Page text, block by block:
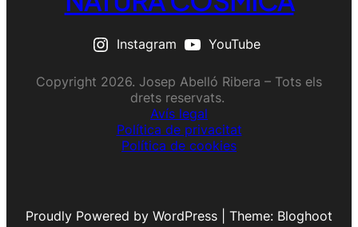
Instagram YouTube
Copyright 2026. Josep Abelló Ribera – Tots els
drets reservats.
Avís legal
Política de privacitat
Política de cookies
Proudly Powered by WordPress | Theme: Bloghoot